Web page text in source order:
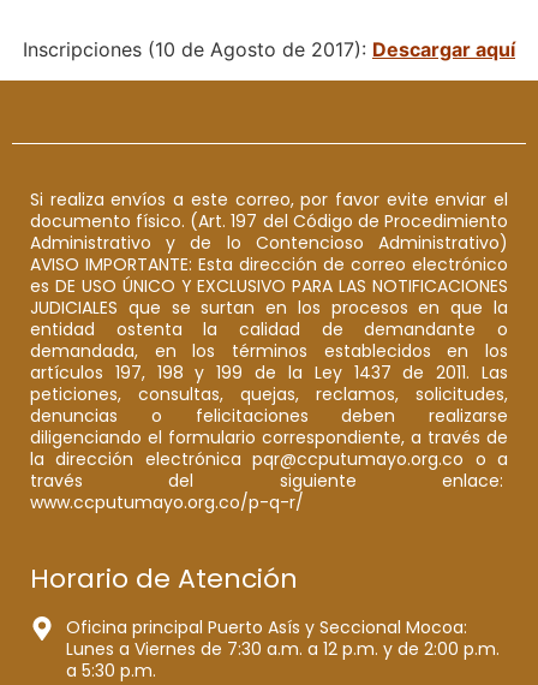
Inscripciones (10 de Agosto de 2017): Descargar aquí
Si realiza envíos a este correo, por favor evite enviar el
documento físico. (Art. 197 del Código de Procedimiento
Administrativo y de lo Contencioso Administrativo)
AVISO IMPORTANTE: Esta dirección de correo electrónico
es DE USO ÚNICO Y EXCLUSIVO PARA LAS NOTIFICACIONES
JUDICIALES que se surtan en los procesos en que la
entidad ostenta la calidad de demandante o
demandada, en los términos establecidos en los
artículos 197, 198 y 199 de la Ley 1437 de 2011. Las
peticiones, consultas, quejas, reclamos, solicitudes,
denuncias o felicitaciones deben realizarse
diligenciando el formulario correspondiente, a través de
la dirección electrónica pqr@ccputumayo.org.co o a
través del siguiente enlace:
www.ccputumayo.org.co/p-q-r/
Horario de Atención
Oficina principal Puerto Asís y Seccional Mocoa:
Lunes a Viernes de 7:30 a.m. a 12 p.m. y de 2:00 p.m.
a 5:30 p.m.